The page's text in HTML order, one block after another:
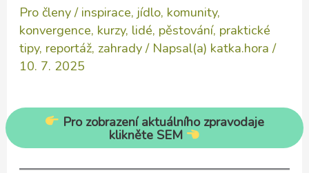
Pro členy / inspirace, jídlo, komunity,
konvergence, kurzy, lidé, pěstování, praktické
tipy, reportáž, zahrady / Napsal(a) katka.hora/
10. 7. 2025
Pro zobrazení aktuálního zpravodaje
klikněte SEM